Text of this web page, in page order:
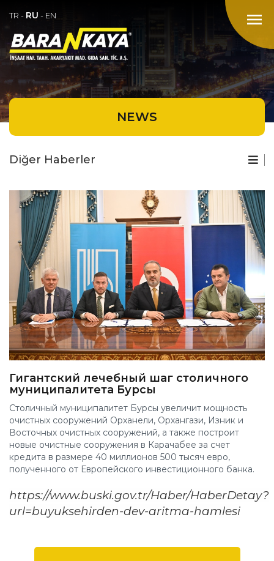
menu
TR - RU - EN
NEWS
Diğer Haberler
Гигантский лечебный шаг столичного
муниципалитета Бурсы
Столичный муниципалитет Бурсы увеличит мощность
очистных сооружений Орханели, Орхангази, Изник и
Восточных очистных сооружений, а также построит
новые очистные сооружения в Карачабее за счет
кредита в размере 40 миллионов 500 тысяч евро,
полученного от Европейского инвестиционного банка.
https://www.buski.gov.tr/Haber/HaberDetay?
url=buyuksehirden-dev-aritma-hamlesi